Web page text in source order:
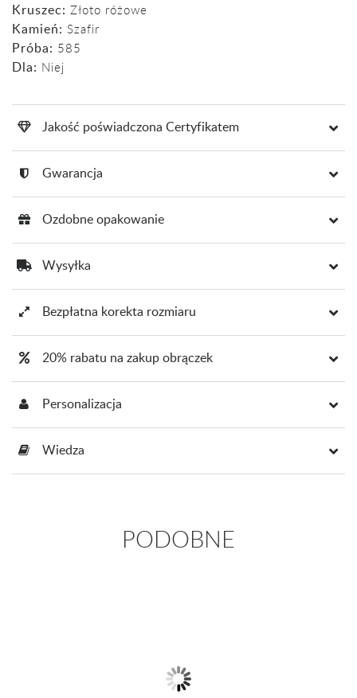
Kruszec: Złoto różowe
Kamień: Szafir
Próba: 585
Dla: Niej
Jakość poświadczona Certyfikatem
Gwarancja
Ozdobne opakowanie
Wysyłka
Bezpłatna korekta rozmiaru
20% rabatu na zakup obrączek
Personalizacja
Wiedza
PODOBNE